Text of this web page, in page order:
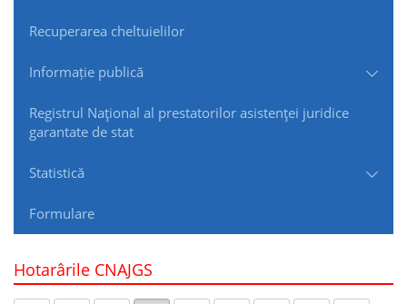
Recuperarea cheltuielilor
Informație publică
Registrul Naţional al prestatorilor asistenţei juridice
garantate de stat
Statistică
Formulare
Hotarârile CNAJGS